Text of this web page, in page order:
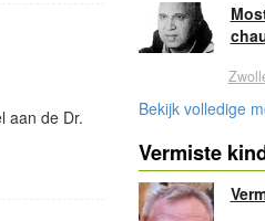
aan de Dr.
Bekijk volledige
Vermiste